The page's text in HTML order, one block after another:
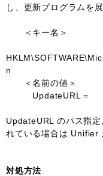
し、更新プログラムを
＜キー名＞
n
＜名前の値＞
UpdateURL =
UpdateURL のパス指
れている場合は Unifier
対処方法